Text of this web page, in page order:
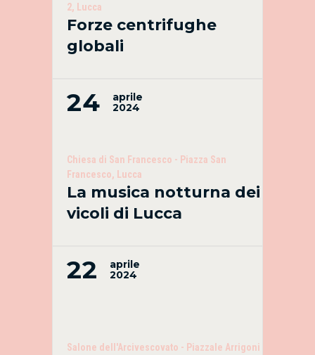
2, Lucca
Forze centrifughe
globali
24
aprile
2024
Chiesa di San Francesco - Piazza San
Francesco, Lucca
La musica notturna dei
vicoli di Lucca
22
aprile
2024
Salone dell'Arcivescovato - Piazzale Arrigoni